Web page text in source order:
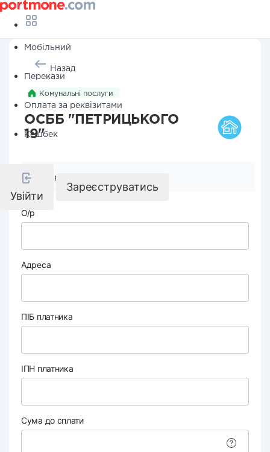
Мобільний
Перекази
Оплата за реквізитами
Кешбек
Увійти
Зареєструватись
Назад
Комунальні послуги
ОСББ "ПЕТРИЦЬКОГО
19"
Реквізити компанії
О/р
Адреса
ПІБ платника
ІПН платника
Сума до сплати